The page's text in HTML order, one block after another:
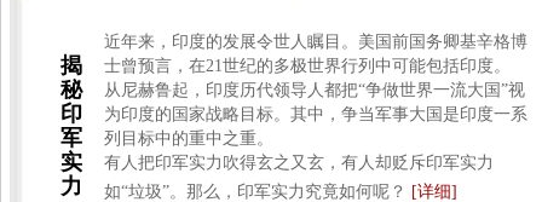
揭
秘
印
军
实
力
近年来，印度的发展令世人瞩目。美国前国务卿基辛格博
士曾预言，在21世纪的多极世界行列中可能包括印度。
从尼赫鲁起，印度历代领导人都把“争做世界一流大国”视
为印度的国家战略目标。其中，争当军事大国是印度一系
列目标中的重中之重。
有人把印军实力吹得玄之又玄，有人却贬斥印军实力
如“垃圾”。那么，印军实力究竟如何呢？ [详细]